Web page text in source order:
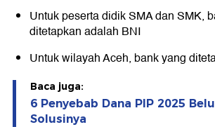
Untuk peserta didik SMA dan SMK,
ditetapkan adalah BNI
Untuk wilayah Aceh, bank yang
Baca juga:
6 Penyebab Dana PIP 2025
Solusinya